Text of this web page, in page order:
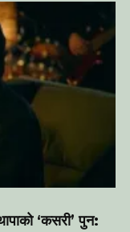
‘कसरी’ पुन: